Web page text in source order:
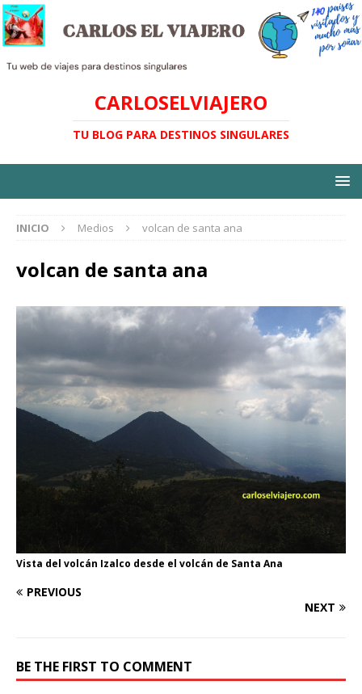
CARLOSELVIAJERO
TU BLOG PARA DESTINOS SINGULARES
INICIO Medios volcan de santa ana
volcan de santa ana
Vista del volcán Izalco desde el volcán de Santa Ana
PREVIOUS
NEXT
BE THE FIRST TO COMMENT